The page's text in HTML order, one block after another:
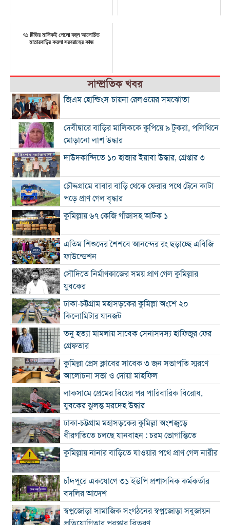
৭১ টিভির মালিকই পেলো বহুল আলোচিত
মাতারবাড়ির কয়লা সরবরাহের কাজ
সাম্প্রতিক খবর
জিএম হোল্ডিংস-চায়না রেলওয়ের সমঝোতা
দেবীদ্বারে বাড়ির মালিককে কুপিয়ে ৯ টুকরা, পলিথিনে
মোড়ানো লাশ উদ্ধার
দাউদকান্দিতে ১০ হাজার ইয়াবা উদ্ধার, গ্রেপ্তার ৩
চৌদ্দগ্রামে বাবার বাড়ি থেকে ফেরার পথে ট্রেনে কাটা
পড়ে প্রাণ গেল বৃদ্ধার
কুমিল্লায় ৬৭ কেজি গাঁজাসহ আটক ১
এতিম শিশুদের শৈশবে আনন্দের রং ছড়াচ্ছে এবিজি
ফাউন্ডেশন
সৌদিতে নির্মাণকাজের সময় প্রাণ গেল কুমিল্লার
যুবকের
ঢাকা-চট্টগ্রাম মহাসড়কের কুমিল্লা অংশে ২০
কিলোমিটার যানজট
তনু হত্যা মামলায় সাবেক সেনাসদস্য হাফিজুর ফের
গ্রেফতার
কুমিল্লা প্রেস ক্লাবের সাবেক ৩ জন সভাপতি স্মরণে
আলোচনা সভা ও দোয়া মাহফিল
লাকসামে প্রেমের বিয়ের পর পারিবারিক বিরোধ,
যুবকের ঝুলন্ত মরদেহ উদ্ধার
ঢাকা-চট্টগ্রাম মহাসড়কের কুমিল্লা অংশজুড়ে
ধীরগতিতে চলছে যানবাহন : চরম ভোগান্তিতে
কুমিল্লায় নানার বাড়িতে যাওয়ার পথে প্রাণ গেল নারীর
চাঁদপুরে একযোগে ৩১ ইউপি প্রশাসনিক কর্মকর্তার
বদলির আদেশ
স্বপ্নজোড়া সামাজিক সংগঠনের স্বপ্নজোড়া সবুজায়ন